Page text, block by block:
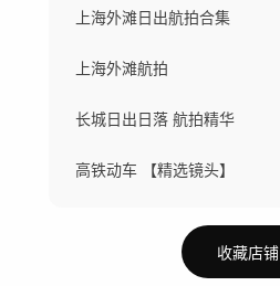
上海外滩日出航拍合集
上海外滩航拍
长城日出日落 航拍精华
高铁动车 【精选镜头】
收藏店铺